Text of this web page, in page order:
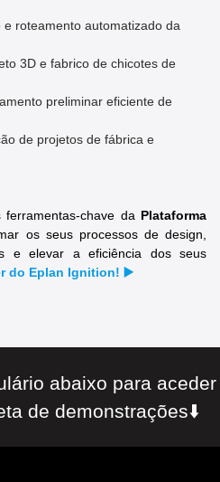
e roteamento automatizado da
3D e fabrico de chicotes de
preliminar eficiente de
de projetos de fábrica e
chave da Plataforma
os seus processos de design,
e elevar a eficiência dos seus
do Eplan Ignition! ▶️
abaixo para aceder
de demonstrações⬇️